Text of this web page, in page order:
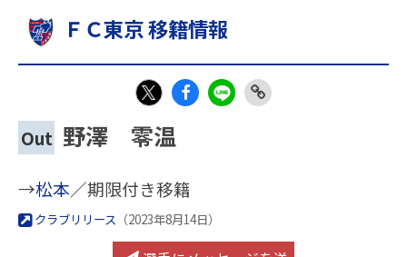
ＦＣ東京 移籍情報
X
eb
k
Out 野澤 零温
→松本／期限付き移籍
クラブリリース （2023年8月14日）